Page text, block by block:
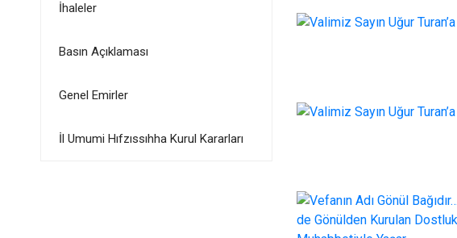
İhaleler
Basın Açıklaması
Genel Emirler
İl Umumi Hıfzıssıhha Kurul Kararları